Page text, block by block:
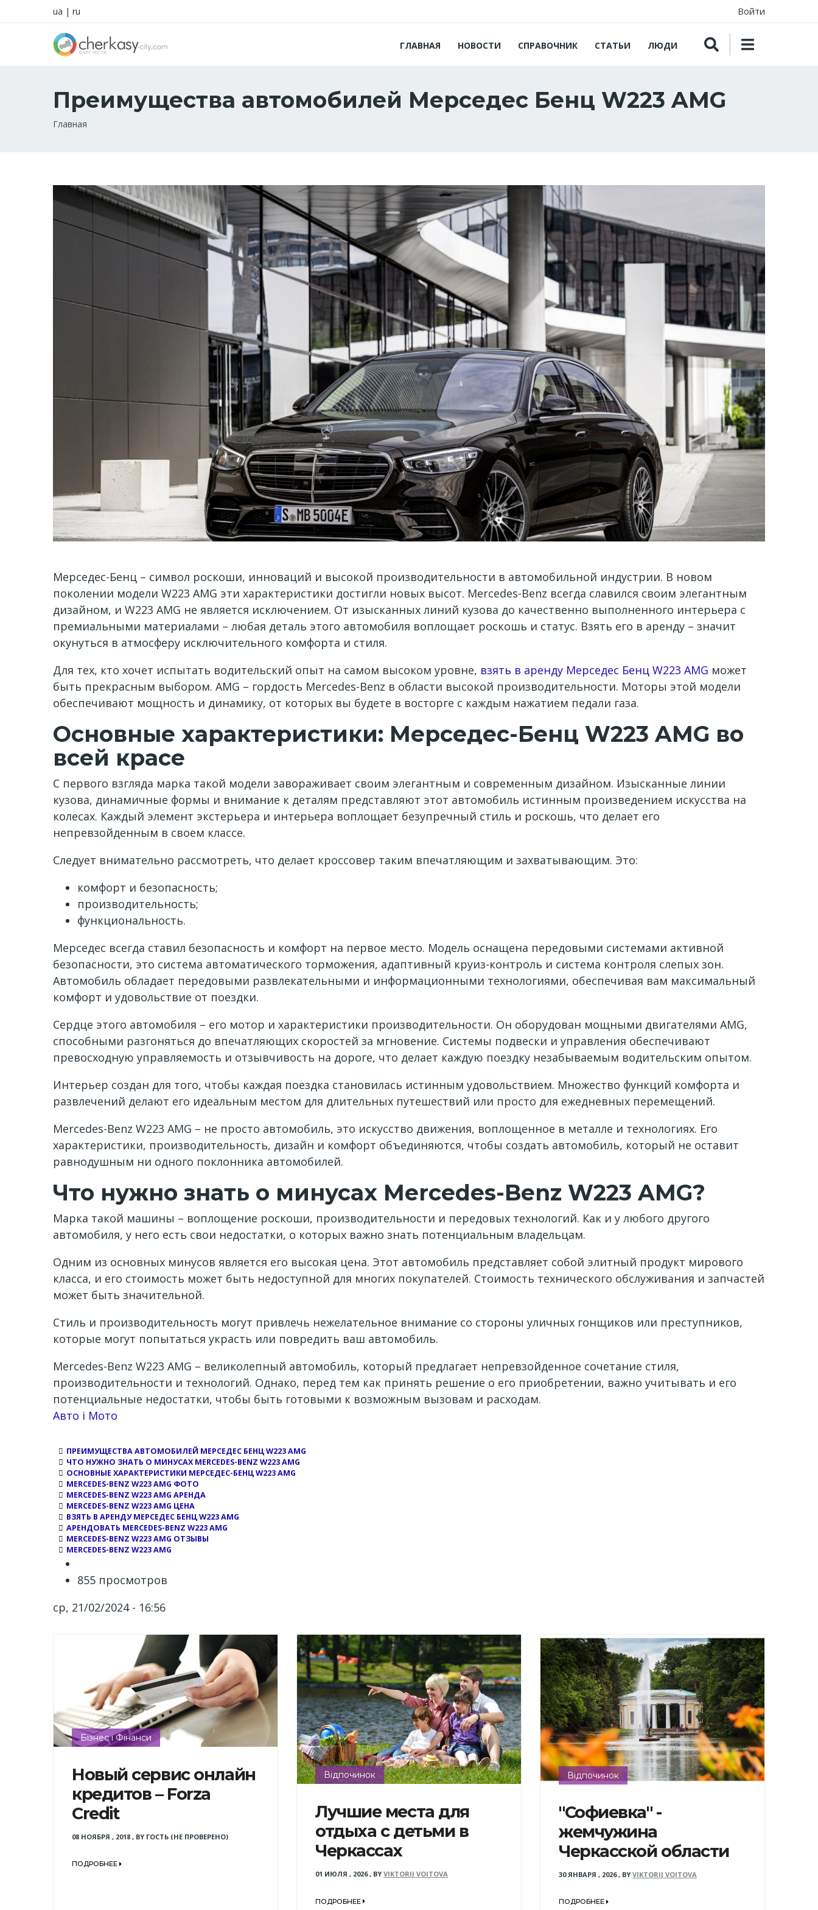
ua | ru Войти
ГЛАВНАЯ НОВОСТИ СПРАВОЧНИК СТАТЬИ ЛЮДИ
Преимущества автомобилей Мерседес Бенц W223 AMG
Строка
Главная
Мерседес-Бенц – символ роскоши, инноваций и высокой производительности в автомобильной индустрии. В новом
поколении модели W223 AMG эти характеристики достигли новых высот. Mercedes-Benz всегда славился своим элегантным
дизайном, и W223 AMG не является исключением. От изысканных линий кузова до качественно выполненного интерьера с
премиальными материалами – любая деталь этого автомобиля воплощает роскошь и статус. Взять его в аренду – значит
окунуться в атмосферу исключительного комфорта и стиля.
Для тех, кто хочет испытать водительский опыт на самом высоком уровне, взять в аренду Мерседес Бенц W223 AMG может
быть прекрасным выбором. AMG – гордость Mercedes-Benz в области высокой производительности. Моторы этой модели
обеспечивают мощность и динамику, от которых вы будете в восторге с каждым нажатием педали газа.
Основные характеристики: Мерседес-Бенц W223 AMG во
всей красе
С первого взгляда марка такой модели завораживает своим элегантным и современным дизайном. Изысканные линии
кузова, динамичные формы и внимание к деталям представляют этот автомобиль истинным произведением искусства на
колесах. Каждый элемент экстерьера и интерьера воплощает безупречный стиль и роскошь, что делает его
непревзойденным в своем классе.
Следует внимательно рассмотреть, что делает кроссовер таким впечатляющим и захватывающим. Это:
комфорт и безопасность;
производительность;
функциональность.
Мерседес всегда ставил безопасность и комфорт на первое место. Модель оснащена передовыми системами активной
безопасности, это система автоматического торможения, адаптивный круиз-контроль и система контроля слепых зон.
Автомобиль обладает передовыми развлекательными и информационными технологиями, обеспечивая вам максимальный
комфорт и удовольствие от поездки.
Сердце этого автомобиля – его мотор и характеристики производительности. Он оборудован мощными двигателями AMG,
способными разгоняться до впечатляющих скоростей за мгновение. Системы подвески и управления обеспечивают
превосходную управляемость и отзывчивость на дороге, что делает каждую поездку незабываемым водительским опытом.
Интерьер создан для того, чтобы каждая поездка становилась истинным удовольствием. Множество функций комфорта и
развлечений делают его идеальным местом для длительных путешествий или просто для ежедневных перемещений.
Mercedes-Benz W223 AMG – не просто автомобиль, это искусство движения, воплощенное в металле и технологиях. Его
характеристики, производительность, дизайн и комфорт объединяются, чтобы создать автомобиль, который не оставит
равнодушным ни одного поклонника автомобилей.
Что нужно знать о минусах Mercedes-Benz W223 AMG?
Марка такой машины – воплощение роскоши, производительности и передовых технологий. Как и у любого другого
автомобиля, у него есть свои недостатки, о которых важно знать потенциальным владельцам.
Одним из основных минусов является его высокая цена. Этот автомобиль представляет собой элитный продукт мирового
класса, и его стоимость может быть недоступной для многих покупателей. Стоимость технического обслуживания и запчастей
может быть значительной.
Стиль и производительность могут привлечь нежелательное внимание со стороны уличных гонщиков или преступников,
которые могут попытаться украсть или повредить ваш автомобиль.
Mercedes-Benz W223 AMG – великолепный автомобиль, который предлагает непревзойденное сочетание стиля,
производительности и технологий. Однако, перед тем как принять решение о его приобретении, важно учитывать и его
потенциальные недостатки, чтобы быть готовыми к возможным вызовам и расходам.
Channel
Авто і Мото
ПРЕИМУЩЕСТВА АВТОМОБИЛЕЙ МЕРСЕДЕС БЕНЦ W223 AMG
ЧТО НУЖНО ЗНАТЬ О МИНУСАХ MERCEDES-BENZ W223 AMG
ОСНОВНЫЕ ХАРАКТЕРИСТИКИ МЕРСЕДЕС-БЕНЦ W223 AMG
MERCEDES-BENZ W223 AMG ФОТО
MERCEDES-BENZ W223 AMG АРЕНДА
MERCEDES-BENZ W223 AMG ЦЕНА
ВЗЯТЬ В АРЕНДУ МЕРСЕДЕС БЕНЦ W223 AMG
АРЕНДОВАТЬ MERCEDES-BENZ W223 AMG
MERCEDES-BENZ W223 AMG ОТЗЫВЫ
MERCEDES-BENZ W223 AMG
855 просмотров
ср, 21/02/2024 - 16:56
Бізнес і Фінанси
Новый сервис онлайн
кредитов – Forza
Credit
08 НОЯБРЯ , 2018 , BY ГОСТЬ (НЕ ПРОВЕРЕНО)
ПОДРОБНЕЕ
Відпочинок
Лучшие места для
отдыха с детьми в
Черкассах
01 ИЮЛЯ , 2026, BY VIKTORIJ VOITOVA
ПОДРОБНЕЕ
Відпочинок
"Софиевка" -
жемчужина
Черкасской области
30 ЯНВАРЯ , 2026, BY VIKTORIJ VOITOVA
ПОДРОБНЕЕ